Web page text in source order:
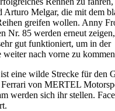
Arturo Melgar, die mit dem
greifen wollen. Anny
Nr. 85 werden erneut
gut funktioniert, um in der
weiter nach vorne zu
eine wilde Strecke für den
Ferrari von MERTEL
werden sich ihr stellen.